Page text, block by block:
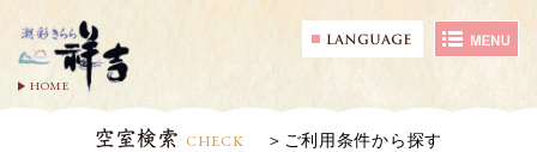
HOME
空室検索 CHECK ご利用条件から探す